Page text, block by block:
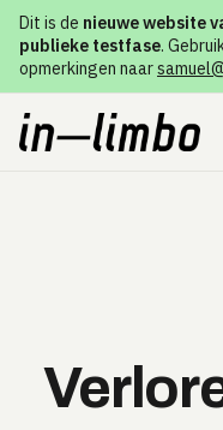
Dit is de nieuwe website
publieke testfase.
opmerkingen naar